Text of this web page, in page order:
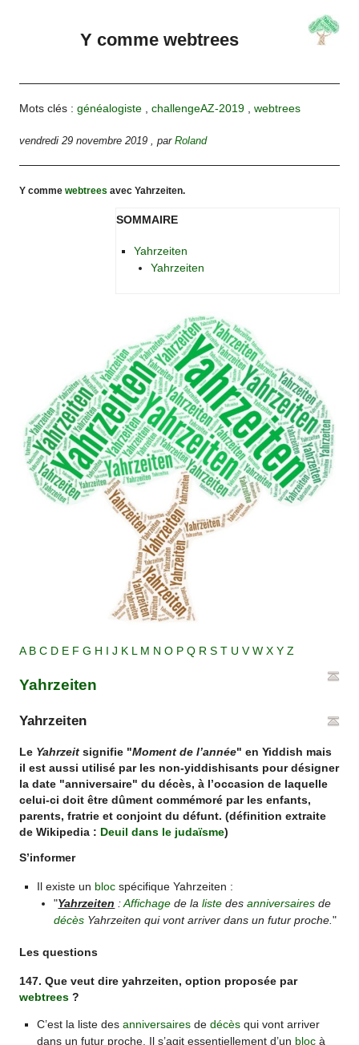
Y comme webtrees
Mots clés :généalogiste ,challengeAZ-2019 ,webtrees
vendredi 29 novembre 2019 ,parRoland
Y commewebtrees avec Yahrzeiten.
SOMMAIRE
Yahrzeiten
Yahrzeiten
A B C D E F G H I J K L M N O P Q R S T U V W X Y Z
Yahrzeiten
Yahrzeiten
Le Yahrzeit signifie "Moment de l’année" en Yiddish mais
il est aussi utilisé par les non-yiddishisants pour désigner
la date "anniversaire" du décès, à l’occasion de laquelle
celui-ci doit être dûment commémoré par les enfants,
parents, fratrie et conjoint du défunt. (définition extraite
de Wikipedia : Deuil dans le judaïsme)
S’informer
Il existe un blocspécifique Yahrzeiten :
"Yahrzeiten :Affichage de laliste desanniversaires de
décès Yahrzeiten qui vont arriver dans un futur proche."
Les questions
147. Que veut dire yahrzeiten, option proposée par
webtrees ?
C’est la liste des anniversairesde décèsqui vont arriver
dans un futur proche. Il s’agit essentiellement d’un blocà